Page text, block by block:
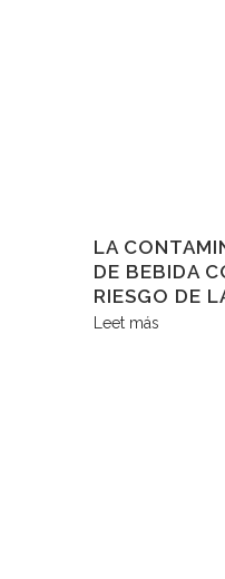
LA
DE BEBIDA
RIESGO DE
Leet más